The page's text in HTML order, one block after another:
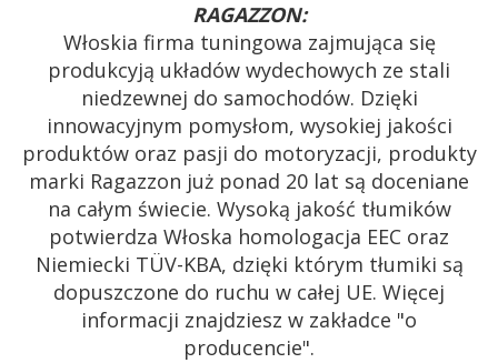
RAGAZZON:
Włoskia firma tuningowa zajmująca się
produkcyją układów wydechowych ze stali
niedzewnej do samochodów. Dzięki
innowacyjnym pomysłom, wysokiej jakości
produktów oraz pasji do motoryzacji, produkty
marki Ragazzon już ponad 20 lat są doceniane
na całym świecie. Wysoką jakość tłumików
potwierdza Włoska homologacja EEC oraz
Niemiecki TÜV-KBA, dzięki którym tłumiki są
dopuszczone do ruchu w całej UE. Więcej
informacji znajdziesz w zakładce "o
producencie".